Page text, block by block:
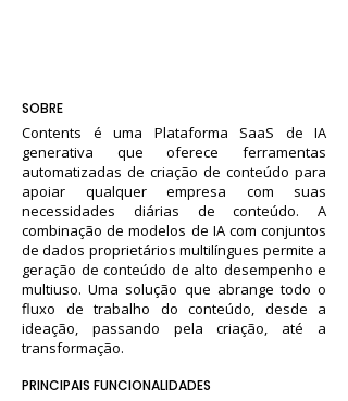
SOBRE
Contents é uma Plataforma SaaS de IA
generativa que oferece ferramentas
automatizadas de criação de conteúdo para
apoiar qualquer empresa com suas
necessidades diárias de conteúdo. A
combinação de modelos de IA com conjuntos
de dados proprietários multilíngues permite a
geração de conteúdo de alto desempenho e
multiuso. Uma solução que abrange todo o
fluxo de trabalho do conteúdo, desde a
ideação, passando pela criação, até a
transformação.
PRINCIPAIS FUNCIONALIDADES